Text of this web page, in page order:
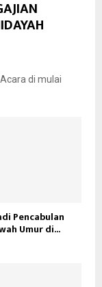
di mulai
Pencabulan
Umur di...